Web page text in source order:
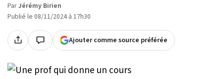
ParJérémy Birien
Publié le 08/11/2024 à 17h30
Ajouter comme source préférée